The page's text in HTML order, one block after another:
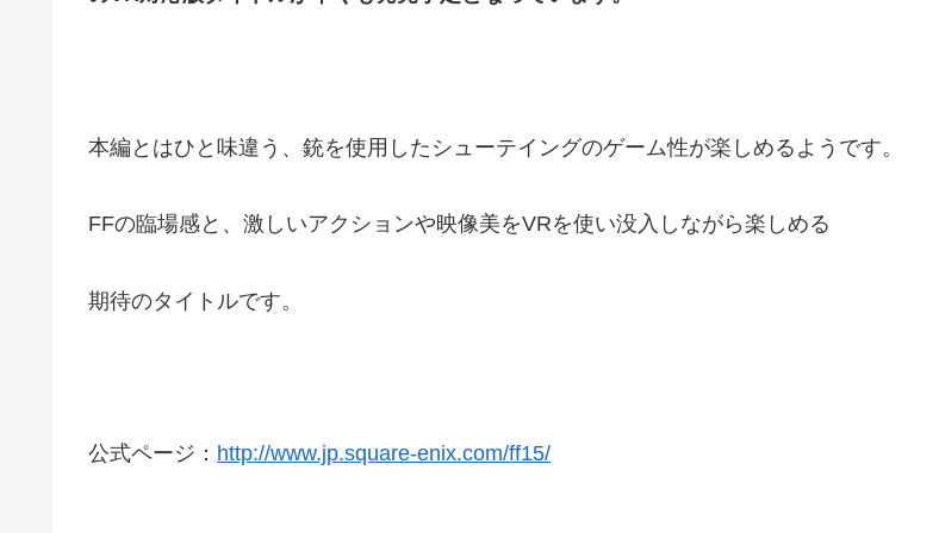
本編とはひと味違う、銃を使用したシューテイングのゲーム性が楽しめるようです。
FFの臨場感と、激しいアクションや映像美をVRを使い没入しながら楽しめる
期待のタイトルです。
公式ページ： http://www.jp.square-enix.com/ff15/